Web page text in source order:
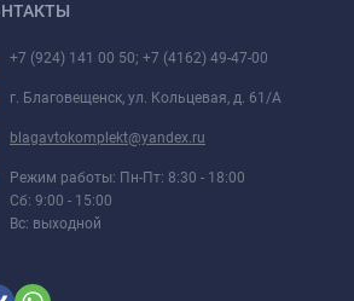
+7 (924) 141 00 50; +7 (4162) 49-47-00
г. Благовещенск, ул. Кольцевая, д. 61/А
blagavtokomplekt@yandex.ru
Режим работы: Пн-Пт: 8:30 - 18:00
Сб: 9:00 - 15:00
Вс: выходной